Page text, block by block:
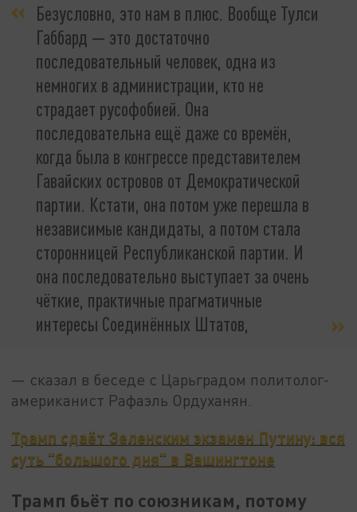
Безусловно, это нам в плюс. Вообще Тулси
Габбард — это достаточно
последовательный человек, одна из
немногих в администрации, кто не
страдает русофобией. Она
последовательна ещё даже со времён,
когда была в конгрессе представителем
Гавайских островов от Демократической
партии. Кстати, она потом уже перешла в
независимые кандидаты, а потом стала
сторонницей Республиканской партии. И
она последовательно выступает за очень
чёткие, практичные прагматичные
интересы Соединённых Штатов,
— сказал в беседе с Царьградом политолог-
американист Рафаэль Ордуханян.
Трамп сдаёт Зеленским экзамен Путину: вся
суть "большого дня" в Вашингтоне
Трамп бьёт по союзникам, потому